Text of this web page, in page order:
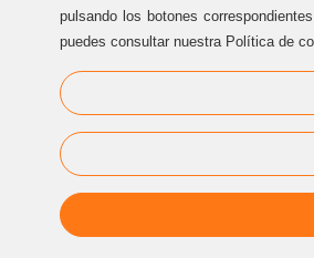
ATENCIÓN AL CLIENTE
Sternalia Productions S.L.
C/ Torre dels Pardals, 33, local 3
08041 Barcelona (Cataluña / España)
Oficinas Sternalia:
(+34) 93 170 17 97
info@sternalia.com
pulsando los botones
puedes consultar nuestra Política de